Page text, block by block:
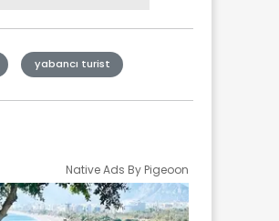
yabancı turist
Native Ads By Pigeoon